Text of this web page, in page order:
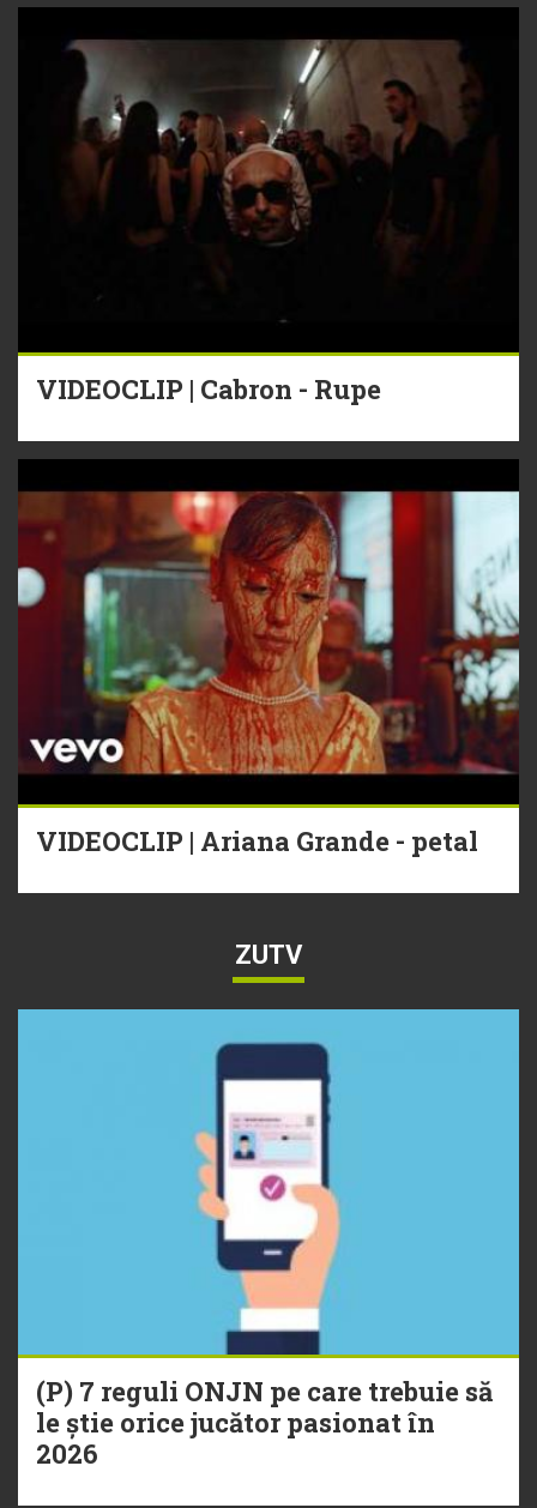
VIDEOCLIP | Cabron - Rupe
VIDEOCLIP | Ariana Grande - petal
ZUTV
(P) 7 reguli ONJN pe care trebuie să
le știe orice jucător pasionat în
2026